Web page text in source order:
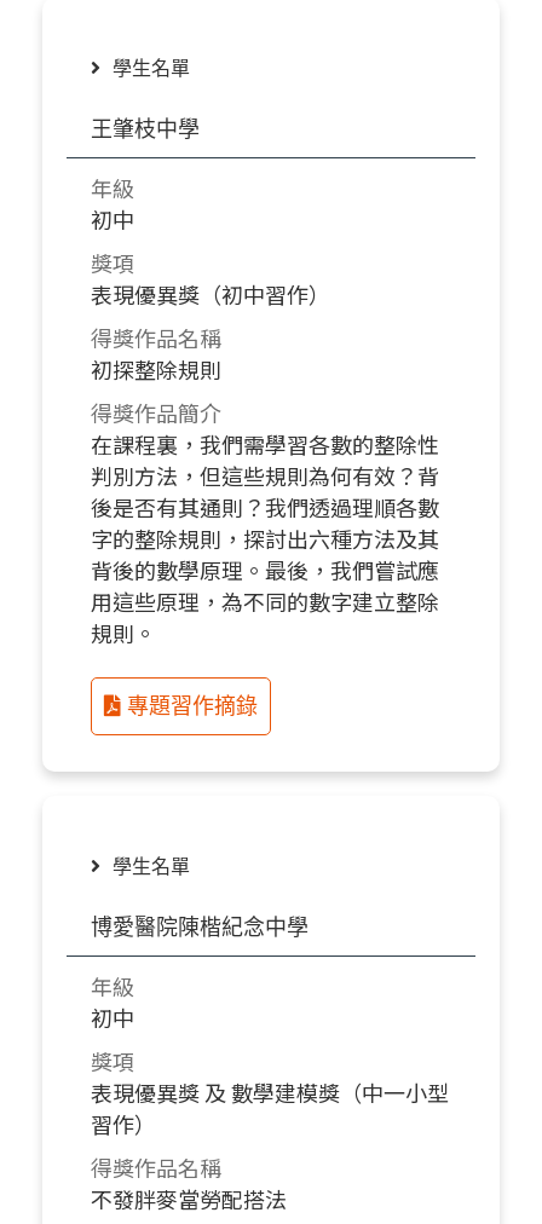
學生名單
王肇枝中學
年級
初中
獎項
表現優異獎（初中習作）
得獎作品名稱
初探整除規則
得獎作品簡介
在課程裏，我們需學習各數的整除性
判別方法，但這些規則為何有效？背
後是否有其通則？我們透過理順各數
字的整除規則，探討出六種方法及其
背後的數學原理。最後，我們嘗試應
用這些原理，為不同的數字建立整除
規則。
專題習作摘錄
學生名單
博愛醫院陳楷紀念中學
年級
初中
獎項
表現優異獎 及 數學建模獎（中一小型
習作）
得獎作品名稱
不發胖麥當勞配搭法